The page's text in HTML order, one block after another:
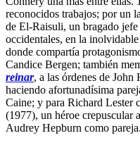
reconocidos trabajos; por un
de El-Raisuli, un bragado
occidentales, en la inolvidable
donde compartía
Candice Bergen; también
reinar, a las órdenes de
haciendo afortunadísima
Caine; y para Richard Lester
(1977), un héroe crepuscular
Audrey Hepburn como pareja.